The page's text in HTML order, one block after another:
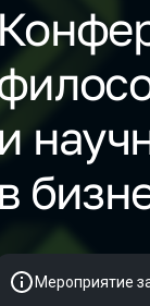
BiasConf
и
в
Мероприятие